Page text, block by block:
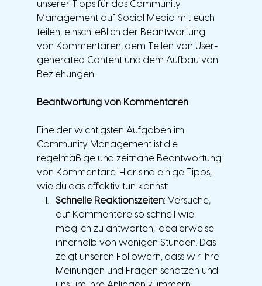
unserer Tipps für das Community
Management auf Social Media mit euch
teilen, einschließlich der Beantwortung
von Kommentaren, dem Teilen von User-
generated Content und dem Aufbau von
Beziehungen.
Beantwortung von Kommentaren
Eine der wichtigsten Aufgaben im
Community Management ist die
regelmäßige und zeitnahe Beantwortung
von Kommentare. Hier sind einige Tipps,
wie du das effektiv tun kannst:
Schnelle Reaktionszeiten: Versuche,
auf Kommentare so schnell wie
möglich zu antworten, idealerweise
innerhalb von wenigen Stunden. Das
zeigt unseren Followern, dass wir ihre
Meinungen und Fragen schätzen und